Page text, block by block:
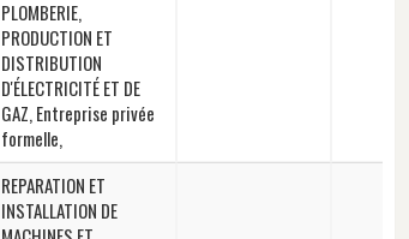
PLOMBERIE,
PRODUCTION ET
DISTRIBUTION
D'ÉLECTRICITÉ ET DE
GAZ, Entreprise privée
formelle,
REPARATION ET
INSTALLATION DE